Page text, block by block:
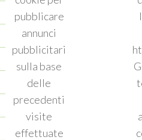
pubblicare
annunci
pubblicitari
sulla base
delle
precedenti
visite
effettuate